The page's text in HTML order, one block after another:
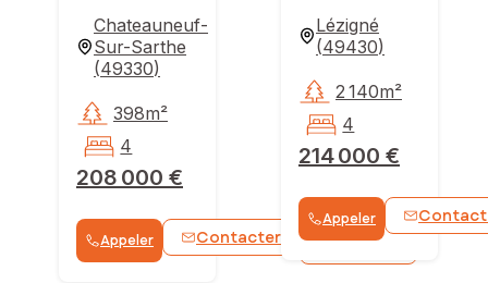
Chateauneuf-
Sur-Sarthe
(49330)
208 000 €
398m²
4
Appeler Contacter WhatsApp
Lézigné
(49430)
214 000 €
2 140m²
4
Appeler